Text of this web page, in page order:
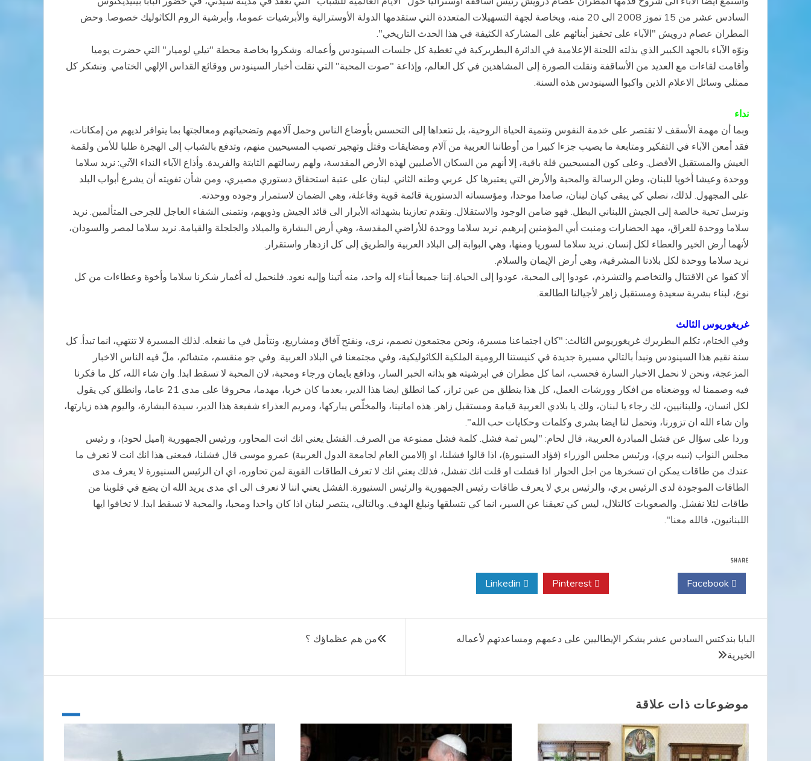
السادس عشر من 15 تموز 2008 الى 20 منه، وبخاصة لجهة التسهيلات المتعددة التي ستقدمها الدولة الأوسترالية والأبرشيات عموما، وأبرشية الروم الكاثوليك خصوصا. وحض
المطران عصام درويش "الآباء على تحفيز أبنائهم على المشاركة الكثيفة في هذا الحدث التاريخي".
ونوّه الآباء بالجهد الكبير الذي بذلته اللجنة الإعلامية في الدائرة البطريركية في تغطية كل جلسات السينودس وأعماله. وشكروا بخاصة محطة "تيلي لوميار" التي حضرت يوميا
وأقامت لقاءات مع العديد من الأساقفة ونقلت الصورة إلى المشاهدين في كل العالم، وإذاعة "صوت المحبة" التي نقلت أخبار السينودس ووقائع القداس الإلهي الختامي. ونشكر كل
ممثلي وسائل الاعلام الذين واكبوا السينودس هذه السنة.
نداء
وبما أن مهمة الأسقف لا تقتصر على خدمة النفوس وتنمية الحياة الروحية، بل تتعداها إلى التحسس بأوضاع الناس وحمل آلامهم وتضحياتهم ومعالجتها بما يتوافر لديهم من إمكانات،
فقد أمعن الآباء في التفكير ومتابعة ما يصيب جزءا كبيرا من أوطاننا العربية من آلام ومضايقات وقتل وتهجير تصيب المسيحيين منهم، وتدفع بالشباب إلى الهجرة طلبا للأمن ولقمة
العيش والمستقبل الأفضل. وعلى كون المسيحيين قلة باقية، إلا أنهم من السكان الأصليين لهذه الأرض المقدسة، ولهم رسالتهم الثابتة والفريدة. وأذاع الآباء النداء الآتي: نريد سلاما
ووحدة وعيشا أخويا للبنان، وطن الرسالة والمحبة والأرض التي يعتبرها كل عربي وطنه الثاني. لبنان على عتبة استحقاق دستوري مصيري، ومن شأن تفويته أن يشرع أبواب البلد
على المجهول. لذلك، نصلي كي يبقى كيان لبنان، صامدا موحدا، ومؤسساته الدستورية قائمة قوية وفاعلة، وهي الضمان لاستمرار وجوده ووحدته.
ونرسل تحية خالصة إلى الجيش اللبناني البطل. فهو ضامن الوجود والاستقلال. ونقدم تعازينا بشهدائه الأبرار الى قائد الجيش وذويهم، ونتمنى الشفاء العاجل للجرحى المتألمين. نريد
سلاما ووحدة للعراق، مهد الحضارات ومنبت أبي المؤمنين إبرهيم. نريد سلاما ووحدة للأراضي المقدسة، وهي أرض البشارة والميلاد والجلجلة والقيامة. نريد سلاما لمصر والسودان،
لأنهما أرض الخير والعطاء لكل إنسان. نريد سلاما لسوريا ومنها، وهي البوابة إلى البلاد العربية والطريق إلى كل ازدهار واستقرار.
نريد سلاما ووحدة لكل بلادنا المشرقية، وهي أرض الإيمان والسلام.
ألا كفوا عن الاقتتال والتخاصم والتشرذم، عودوا إلى المحبة، عودوا إلى الحياة. إننا جميعا أبناء إله واحد، منه أتينا وإليه نعود. فلنحمل له أغمار شكرنا سلاما وأخوة وعطاءات من كل
نوع، لبناء بشرية سعيدة ومستقبل زاهر لأجيالنا الطالعة.
غريغوريوس الثالث
وفي الختام، تكلم البطريرك غريغوريوس الثالث: "كان اجتماعنا مسيرة، ونحن مجتمعون نصمم، نرى، ونفتح آفاق ومشاريع، ونتأمل في ما نفعله. لذلك المسيرة لا تنتهي، انما تبدأ. كل
سنة نقيم هذا السينودس ونبدأ بالتالي مسيرة جديدة في كنيستنا الرومية الملكية الكاثوليكية، وفي مجتمعنا في البلاد العربية. وفي جو منقسم، متشائم، ملّ فيه الناس الاخبار
المزعجة، ونحن لا نحمل الاخبار السارة فحسب، انما كل مطران في ابرشيته هو بذاته الخبر السار، ودافع بايمان ورجاء ومحبة، لان المحبة لا تسقط ابدا. وان شاء الله، كل ما فكرنا
فيه وصممنا له ووضعناه من افكار وورشات العمل، كل هذا ينطلق من عين تراز، كما انطلق ايضا هذا الدير، بعدما كان خربا، مهدما، محروقا على مدى 21 عاما، وانطلق كي يقول
لكل انسان، وللبنانيين، لك رجاء يا لبنان، ولك يا بلادي العربية قيامة ومستقبل زاهر. هذه امانينا، والمخلّص يباركها، ومريم العذراء شفيعة هذا الدير، سيدة البشارة، واليوم هذه زيارتها،
وان شاء الله ان تزورنا، وتحمل لنا ايضا بشرى وكلمات وحكايات حب الله".
وردا على سؤال عن فشل المبادرة العربية، قال لحام: "ليس ثمة فشل. كلمة فشل ممنوعة من الصرف. الفشل يعني انك انت المحاور، ورئيس الجمهورية (اميل لحود)، و رئيس
مجلس النواب (نبيه بري)، ورئيس مجلس الوزراء (فؤاد السنيورة)، اذا قالوا فشلنا، او (الامين العام لجامعة الدول العربية) عمرو موسى قال فشلنا، فمعنى هذا انك انت لا تعرف ما
عندك من طاقات يمكن ان تسخرها من اجل الحوار. اذا فشلت او قلت انك تفشل، فذلك يعني انك لا تعرف الطاقات القوية لمن تحاوره، اي ان الرئيس السنيورة لا يعرف مدى
الطاقات الموجودة لدى الرئيس بري، والرئيس بري لا يعرف طاقات رئيس الجمهورية والرئيس السنيورة. الفشل يعني اننا لا نعرف الى اي مدى يريد الله ان يضع في قلوبنا من
طاقات لئلا نفشل. والصعوبات كالتلال، ليس كي تعيقنا عن السير، انما كي نتسلقها ونبلغ الهدف. وبالتالي، ينتصر لبنان اذا كان واحدا ومحبا، والمحبة لا تسقط ابدا. لا تخافوا ايها
اللبنانيون، فالله معنا".
SHARE
تصفّح
المقالات
من هم عظماؤك ؟
البابا بندكتس السادس عشر يشكر الإيطاليين على دعمهم ومساعدتهم لأعماله
الخيرية
موضوعات ذات علاقة